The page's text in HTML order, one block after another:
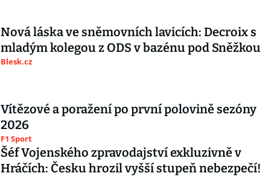
Nová láska ve sněmovních lavicích: Decroix s
mladým kolegou z ODS v bazénu pod Sněžkou
Blesk.cz
Vítězové a poražení po první polovině sezóny
2026
F1 Sport
Šéf Vojenského zpravodajství exkluzivně v
Hráčích: Česku hrozil vyšší stupeň nebezpečí!